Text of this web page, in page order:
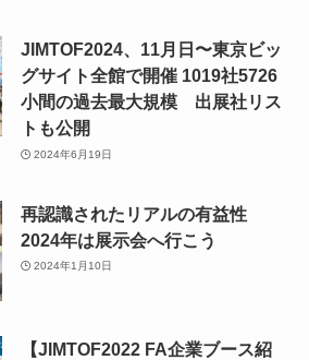
JIMTOF2024、11月日〜東京ビッ
グサイト全館で開催 1019社5726
小間の過去最大規模 出展社リス
トも公開
2024年6月19日
再認識されたリアルの有益性
2024年は展示会へ行こう
2024年1月10日
械見本市【JIMTOF2022 FA企業ブース紹